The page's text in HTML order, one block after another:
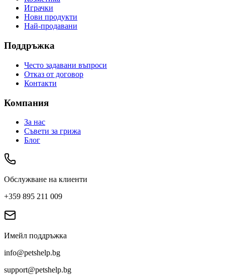
Играчки
Нови продукти
Най-продавани
Поддръжка
Често задавани въпроси
Отказ от договор
Контакти
Компания
За нас
Съвети за грижа
Блог
Обслужване на клиенти
+359 895 211 009
Имейл поддръжка
info@petshelp.bg
support@petshelp.bg